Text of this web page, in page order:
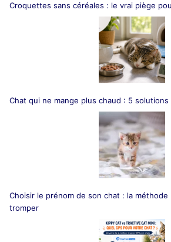
Croquettes sans céréales : le vrai piège
Chat qui ne mange plus chaud : 5
Choisir le prénom de son chat : la méthode
tromper